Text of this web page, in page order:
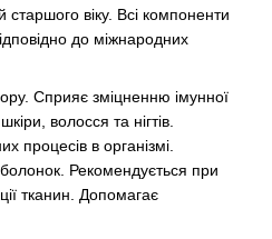
віку. Всі компоненти
до міжнародних
Сприяє зміцненню імунної
волосся та нігтів.
процесів в організмі.
Рекомендується при
тканин. Допомагає